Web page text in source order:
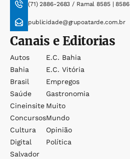
(71) 2886-2683 / Ramal 8585 | 8586
publicidade@grupoatarde.com.br
Canais e Editorias
Autos
Bahia
Brasil
Saúde
Cineinsite
Concursos
Cultura
Digital
Salvador
E.c. Bahia
E.c. Vitória
Empregos
Gastronomia
Muito
Mundo
Opinião
Política